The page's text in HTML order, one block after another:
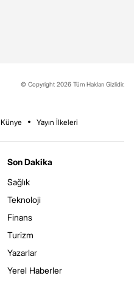
© Copyright 2026 Tüm Hakları Gizlidir.
Künye Yayın İlkeleri
Son Dakika
Sağlık
Teknoloji
Finans
Turizm
Yazarlar
Yerel Haberler